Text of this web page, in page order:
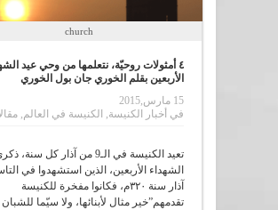
church
٤ أمثولات روحيّة، نتعلمها من وحي عيد
الأربعين بقلم الخوري جان بول الخوري
15 مارس,2015
في أخبار الكنيسة, الكنيسة في العالم,
تعيد الكنيسة في الـ9 من آذار كل سنة،
الشهداء الأربعين، الذين استشهدوا في
آذار سنة ٣٢٠م، فكانوا مفخرة للكنيسة
تقدمهم”خير مثال لأبنائها، ولا سيّما للشبان